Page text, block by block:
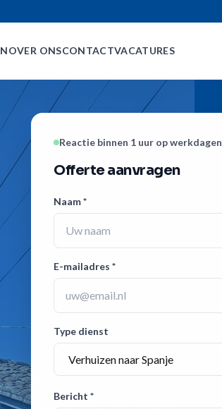
OVER ONSCONTACTVACATURES
Reactie binnen 1 uur op werkdagen
Offerte aanvragen
Naam *
E-mailadres *
Type dienst
Bericht *